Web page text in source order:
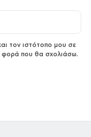
τον ιστότοπο μου σε
φορά που θα σχολιάσω.